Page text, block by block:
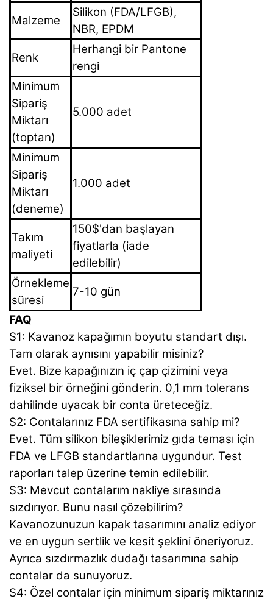
Malzeme
Silikon (FDA/LFGB),
NBR, EPDM
Renk
Herhangi bir Pantone
rengi
Minimum
Sipariş
Miktarı
(toptan)
5.000 adet
Minimum
Sipariş
Miktarı
(deneme)
1.000 adet
Takım
maliyeti
150$'dan başlayan
fiyatlarla (iade
edilebilir)
Örnekleme
süresi
7-10 gün
FAQ
S1: Kavanoz kapağımın boyutu standart dışı.
Tam olarak aynısını yapabilir misiniz?
Evet. Bize kapağınızın iç çap çizimini veya
fiziksel bir örneğini gönderin. 0,1 mm tolerans
dahilinde uyacak bir conta üreteceğiz.
S2: Contalarınız FDA sertifikasına sahip mi?
Evet. Tüm silikon bileşiklerimiz gıda teması için
FDA ve LFGB standartlarına uygundur. Test
raporları talep üzerine temin edilebilir.
S3: Mevcut contalarım nakliye sırasında
sızdırıyor. Bunu nasıl çözebilirim?
Kavanozunuzun kapak tasarımını analiz ediyor
ve en uygun sertlik ve kesit şeklini öneriyoruz.
Ayrıca sızdırmazlık dudağı tasarımına sahip
contalar da sunuyoruz.
S4: Özel contalar için minimum sipariş miktarınız